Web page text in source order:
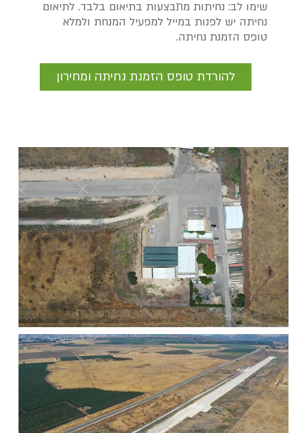
שימו לב: נחיתות מתבצעות בתיאום בלבד. לתיאום
נחיתה יש לפנות במייל למפעיל המנחת ולמלא
טופס הזמנת נחיתה.
להורדת טופס הזמנת נחיתה ומחירון